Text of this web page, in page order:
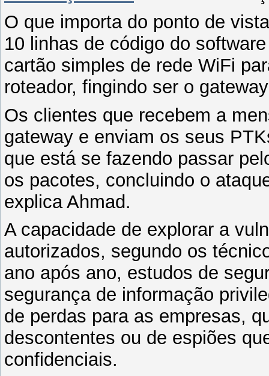
O que importa do ponto de
10 linhas de código do
cartão simples de rede WiFi
roteador, fingindo ser o
Os clientes que recebem a
gateway e enviam os seus
que está se fazendo passar
os pacotes, concluindo o
explica Ahmad.
A capacidade de explorar a
autorizados, segundo os
ano após ano, estudos de
segurança de informação
de perdas para as empresas,
descontentes ou de espiões
confidenciais.